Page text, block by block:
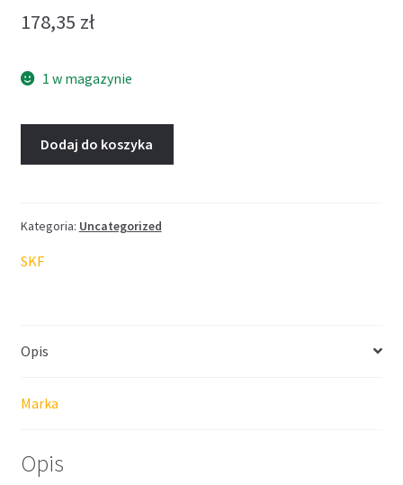
178,35 zł
1 w magazynie
Dodaj do koszyka
Kategoria: Uncategorized
SKF
Opis
Marka
Opis